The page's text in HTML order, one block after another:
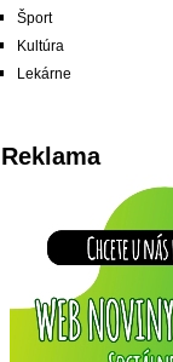
Šport
Kultúra
Lekárne
Reklama